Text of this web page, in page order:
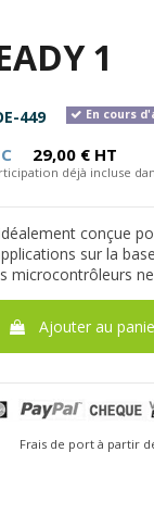
1
449 En cours
29,00 € HT
déjà incluse
conçue
sur la
microcontrôleurs
Ajouter au
de port à partir de